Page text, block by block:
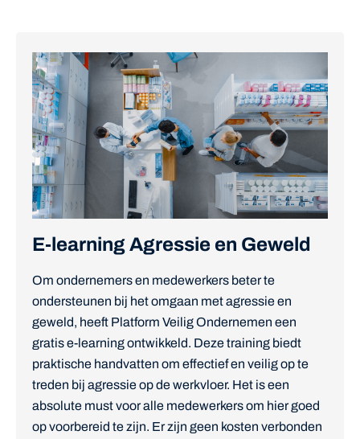
E-learning Agressie en Geweld
Om ondernemers en medewerkers beter te
ondersteunen bij het omgaan met agressie en
geweld, heeft Platform Veilig Ondernemen een
gratis e-learning ontwikkeld. Deze training biedt
praktische handvatten om effectief en veilig op te
treden bij agressie op de werkvloer. Het is een
absolute must voor alle medewerkers om hier goed
op voorbereid te zijn. Er zijn geen kosten verbonden